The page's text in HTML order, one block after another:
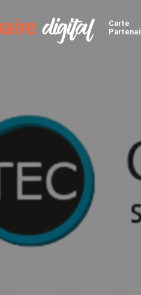
Carte